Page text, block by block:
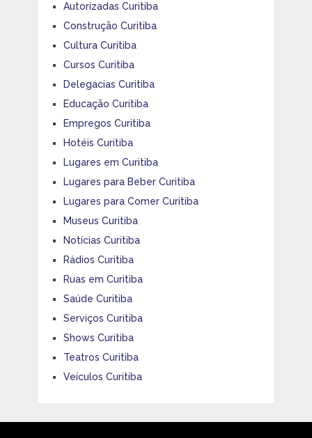
Autorizadas Curitiba
Construção Curitiba
Cultura Curitiba
Cursos Curitiba
Delegacias Curitiba
Educação Curitiba
Empregos Curitiba
Hotéis Curitiba
Lugares em Curitiba
Lugares para Beber Curitiba
Lugares para Comer Curitiba
Museus Curitiba
Notícias Curitiba
Rádios Curitiba
Ruas em Curitiba
Saúde Curitiba
Serviços Curitiba
Shows Curitiba
Teatros Curitiba
Veículos Curitiba